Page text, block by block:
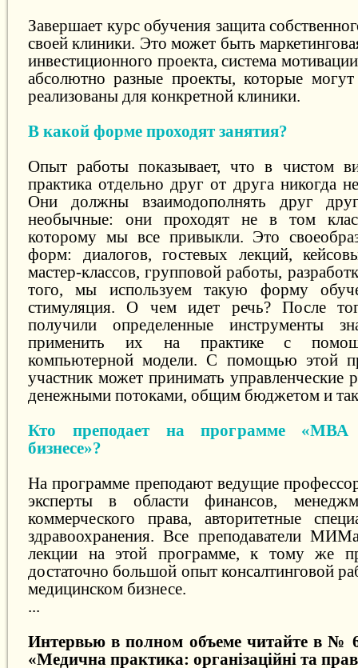
Завершает курс обучения защита
своей клиники. Это может быть
инвестиционного проекта, система
абсолютно разные проекты, которые
реализованы для конкретной клиники.
В какой форме проходят занятия?
Опыт работы показывает, что в чистом
практика отдельно друг от друга никогда
Они должны взаимодополнять друг
необычные: они проходят не в том
которому мы все привыкли. Это
форм: диалогов, гостевых лекций,
мастер-классов, групповой работы,
того, мы используем такую форму
стимуляция. О чем идет речь? После
получили определенные инструменты
применить их на практике с
компьютерной модели. С помощью этой
участник может принимать управленческие
денежными потоками, общим бюджетом и так
Кто преподает на программе «МВА
бизнесе»?
На программе преподают ведущие
эксперты в области финансов,
коммерческого права, авторитетные
здравоохранения. Все преподаватели
лекции на этой программе, к тому же
достаточно большой опыт консалтинговой
медицинском бизнесе.
...
Интервью в полном объеме читайте в №
«Медична практика: організаційні та